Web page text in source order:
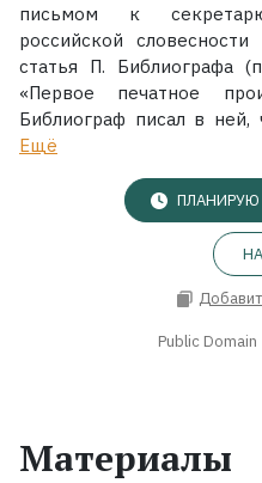
письмом к
российской
статья П. Библиографа
«Первое печатное
Библиограф писал в ней,
Ещё
ПЛАНИРУЮ
Public Domain
Материалы